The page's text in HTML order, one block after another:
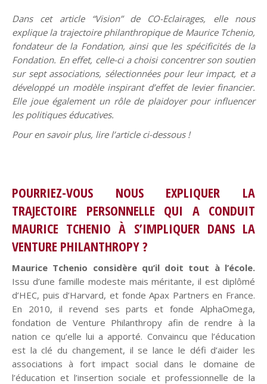
Dans cet article “Vision” de CO-Eclairages, elle nous
explique la trajectoire philanthropique de Maurice Tchenio,
fondateur de la Fondation, ainsi que les spécificités de la
Fondation. En effet, celle-ci a choisi concentrer son soutien
sur sept associations, sélectionnées pour leur impact, et a
développé un modèle inspirant d’effet de levier financier.
Elle joue également un rôle de plaidoyer pour influencer
les politiques éducatives.
Pour en savoir plus, lire l’article ci-dessous !
POURRIEZ-VOUS NOUS EXPLIQUER LA
TRAJECTOIRE PERSONNELLE QUI A CONDUIT
MAURICE TCHENIO À S’IMPLIQUER DANS LA
VENTURE PHILANTHROPY ?
Maurice Tchenio considère qu’il doit tout à l’école.
Issu d’une famille modeste mais méritante, il est diplômé
d’HEC, puis d’Harvard, et fonde Apax Partners en France.
En 2010, il revend ses parts et fonde AlphaOmega,
fondation de Venture Philanthropy afin de rendre à la
nation ce qu’elle lui a apporté. Convaincu que l’éducation
est la clé du changement, il se lance le défi d’aider les
associations à fort impact social dans le domaine de
l’éducation et l’insertion sociale et professionnelle de la